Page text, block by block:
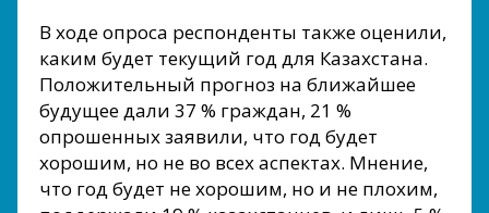
В ходе опроса респонденты также оценили,
каким будет текущий год для Казахстана.
Положительный прогноз на ближайшее
будущее дали 37 % граждан, 21 %
опрошенных заявили, что год будет
хорошим, но не во всех аспектах. Мнение,
что год будет не хорошим, но и не плохим,